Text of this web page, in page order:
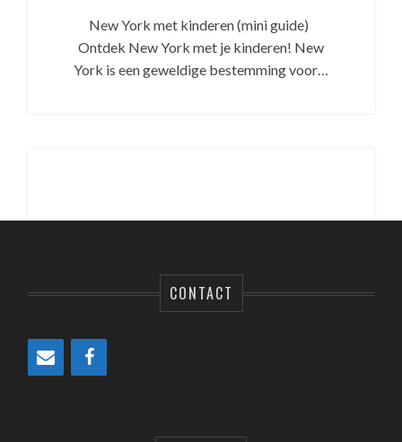
New York met kinderen (mini guide)
Ontdek New York met je kinderen! New
York is een geweldige bestemming voor…
CONTACT